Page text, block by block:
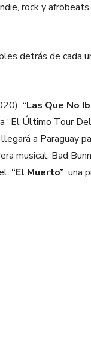
rock y
detrás de cada
“Las Que No
Último Tour
a Paraguay
musical, Bad
“El Muerto”, una